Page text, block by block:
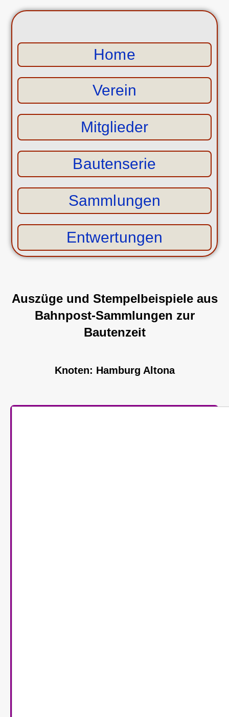
Home
Verein
Mitglieder
Bautenserie
Sammlungen
Entwertungen
Auszüge und Stempelbeispiele aus
Bahnpost-Sammlungen zur
Bautenzeit
Knoten: Hamburg Altona